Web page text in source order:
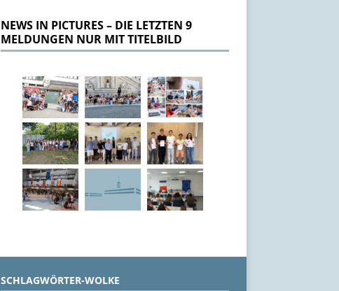
NEWS IN PICTURES – DIE LETZTEN 9
MELDUNGEN NUR MIT TITELBILD
SCHLAGWÖRTER-WOLKE